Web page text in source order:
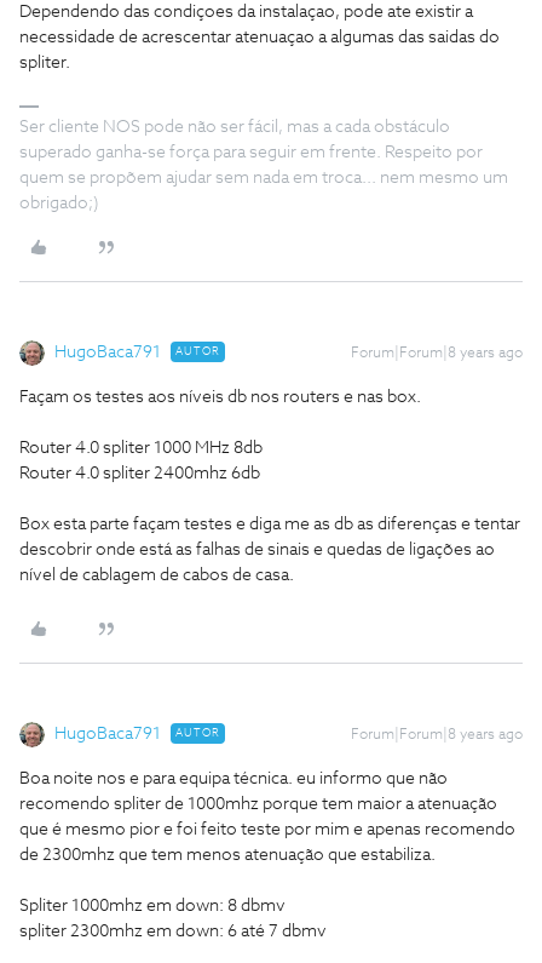
Dependendo das condiçoes da instalaçao, pode ate existir a
necessidade de acrescentar atenuaçao a algumas das saidas do
spliter.
Ser cliente NOS pode não ser fácil, mas a cada obstáculo
superado ganha-se força para seguir em frente. Respeito por
quem se propõem ajudar sem nada em troca... nem mesmo um
obrigado;)
HugoBaca791 AUTOR Forum|Forum|8 years ago
Façam os testes aos níveis db nos routers e nas box.
Router 4.0 spliter 1000 MHz 8db
Router 4.0 spliter 2400mhz 6db
Box esta parte façam testes e diga me as db as diferenças e tentar
descobrir onde está as falhas de sinais e quedas de ligações ao
nível de cablagem de cabos de casa.
HugoBaca791 AUTOR Forum|Forum|8 years ago
Boa noite nos e para equipa técnica. eu informo que não
recomendo spliter de 1000mhz porque tem maior a atenuação
que é mesmo pior e foi feito teste por mim e apenas recomendo
de 2300mhz que tem menos atenuação que estabiliza.
Spliter 1000mhz em down: 8 dbmv
spliter 2300mhz em down: 6 até 7 dbmv